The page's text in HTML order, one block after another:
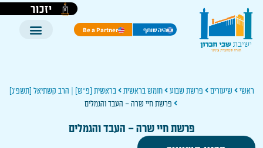
יזכור
היה שותף Be a Partner
ראשי שיעורים פרשת שבוע חומש בראשית
בראשית [פ"ש] | הרב קשתיאל [תשפ'ג]
פרשת חיי שרה – העבד והגמלים
פרשת חיי שרה – העבד והגמלים